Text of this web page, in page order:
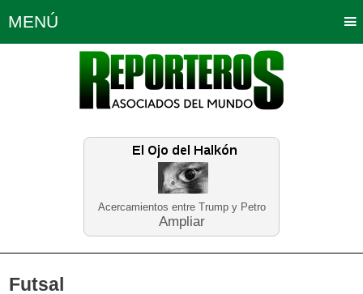
Acercamientos entre Trump y Petro
Ampliar
MENÚ
Política Opinión Bogotá
Planeta Tierra Deportes
Educación Neira
Futsal